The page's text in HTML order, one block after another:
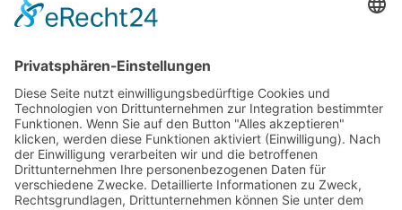
HiUp Modulare Online-USV
USV Industrieanlagen
USV-Sonderlösungen
USV Beratung, Planung & Installation
USV Wartung & Service